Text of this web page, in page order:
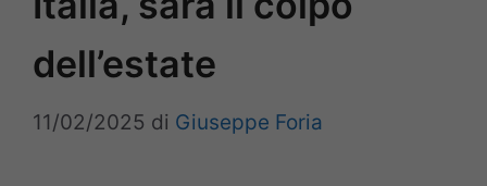
dell’estate
11/02/2025 di Giuseppe Foria